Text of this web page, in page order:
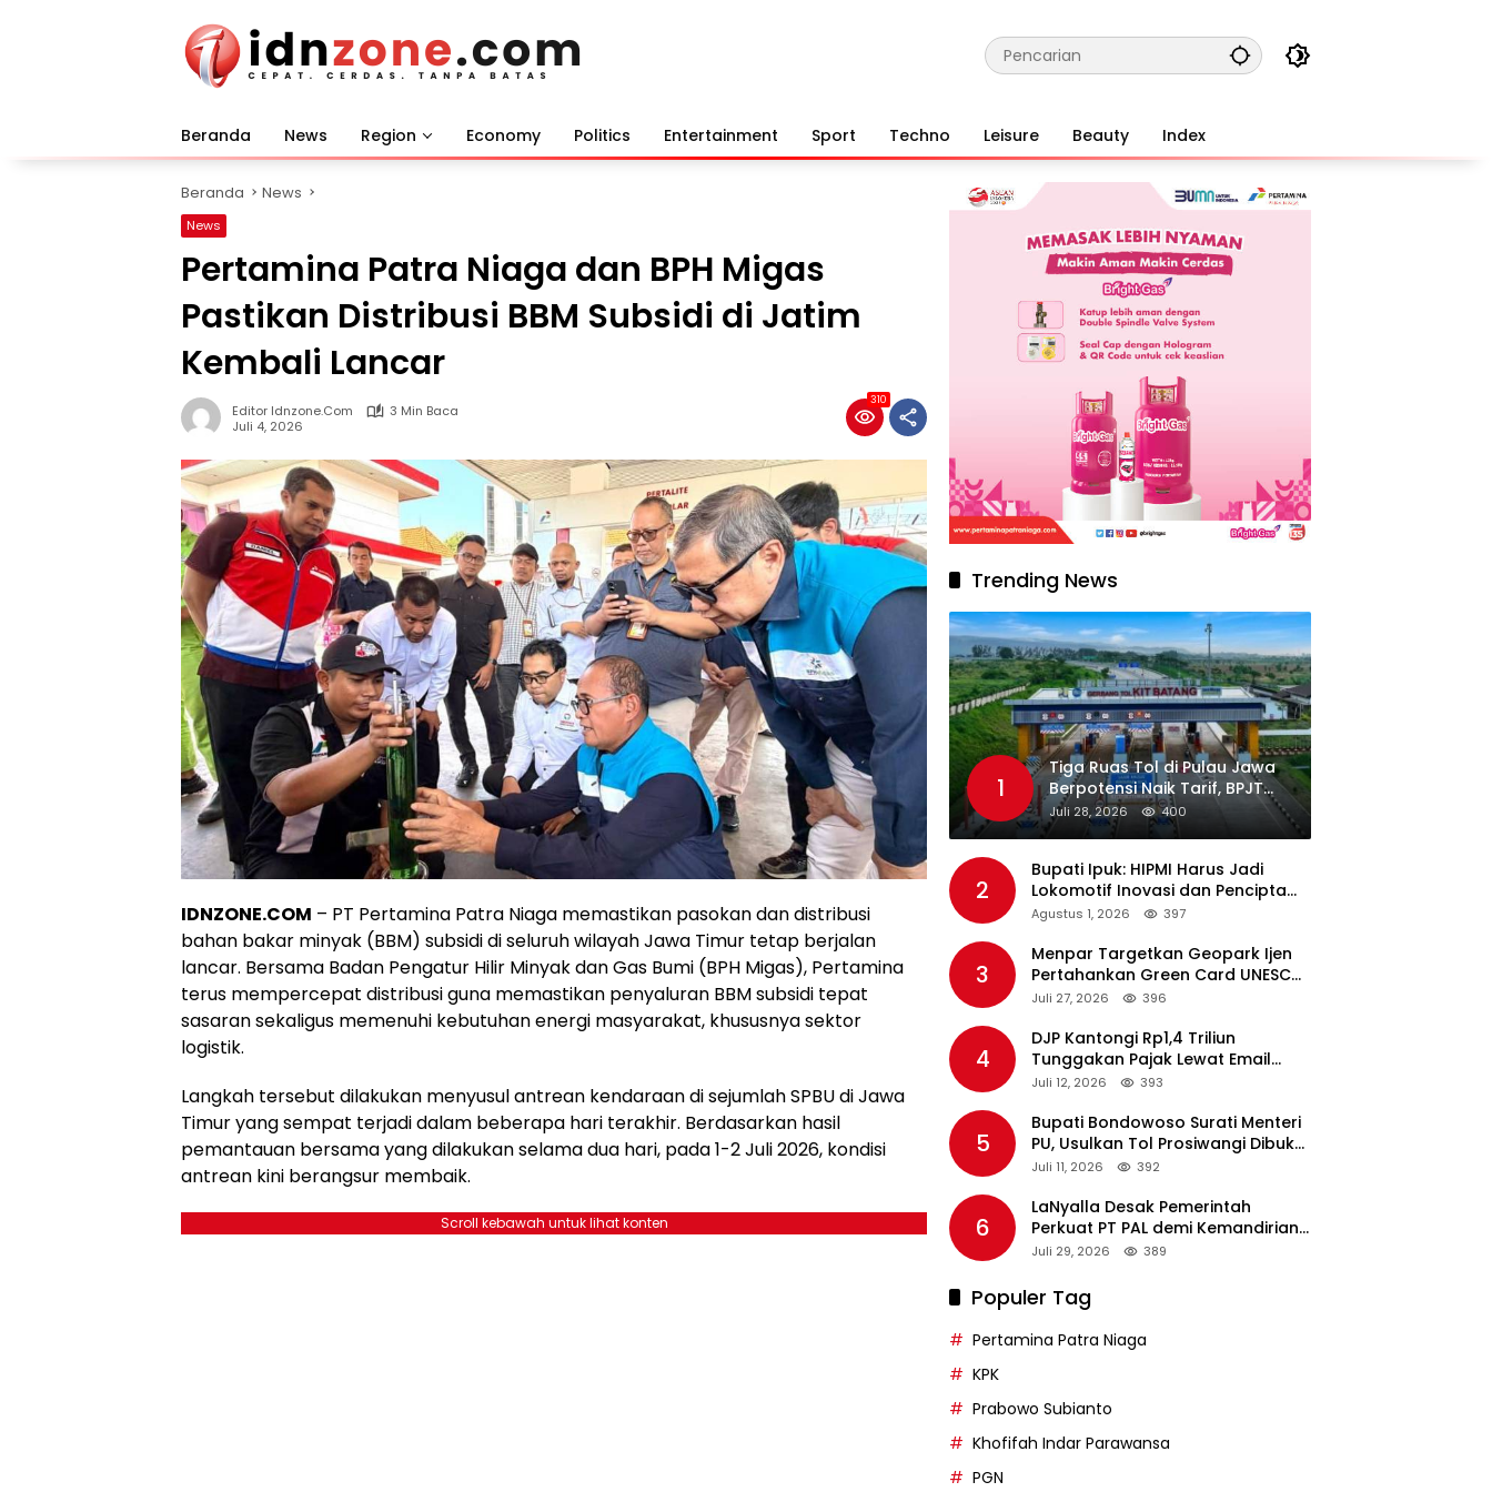
Beranda News Region Economy Politics Entertainment Sport Techno Leisure Beauty Index
Beranda News
News
Pertamina Patra Niaga dan BPH Migas
Pastikan Distribusi BBM Subsidi di Jatim
Kembali Lancar
Editor Idnzone.com
3 Min Baca
Juli 4, 2026
310
IDNZONE.COM – PT Pertamina Patra Niaga memastikan pasokan dan distribusi
bahan bakar minyak (BBM) subsidi di seluruh wilayah Jawa Timur tetap berjalan
lancar. Bersama Badan Pengatur Hilir Minyak dan Gas Bumi (BPH Migas), Pertamina
terus mempercepat distribusi guna memastikan penyaluran BBM subsidi tepat
sasaran sekaligus memenuhi kebutuhan energi masyarakat, khususnya sektor
logistik.
Langkah tersebut dilakukan menyusul antrean kendaraan di sejumlah SPBU di Jawa
Timur yang sempat terjadi dalam beberapa hari terakhir. Berdasarkan hasil
pemantauan bersama yang dilakukan selama dua hari, pada 1-2 Juli 2026, kondisi
antrean kini berangsur membaik.
Scroll kebawah untuk lihat konten
Trending News
1
Tiga Ruas Tol di Pulau Jawa
Berpotensi Naik Tarif, BPJT
Tunggu Hasil Evaluasi
Standar Pelayanan
Juli 28, 2026 400
2
Bupati Ipuk: HIPMI Harus Jadi
Lokomotif Inovasi dan Pencipta
Lapangan Kerja
Agustus 1, 2026 397
3
Menpar Targetkan Geopark Ijen
Pertahankan Green Card UNESCO
pada Revalidasi Agustus 2026
Juli 27, 2026 396
4
DJP Kantongi Rp1,4 Triliun
Tunggakan Pajak Lewat Email
Pengingat, Total Piutang Masih
Juli 12, 2026 393
5
Bupati Bondowoso Surati Menteri
PU, Usulkan Tol Prosiwangi Dibuka
Sementara
Juli 11, 2026 392
6
LaNyalla Desak Pemerintah
Perkuat PT PAL demi Kemandirian
Industri Pertahanan Maritim
Juli 29, 2026 389
Populer Tag
Pertamina Patra Niaga
KPK
Prabowo Subianto
Khofifah Indar Parawansa
PGN